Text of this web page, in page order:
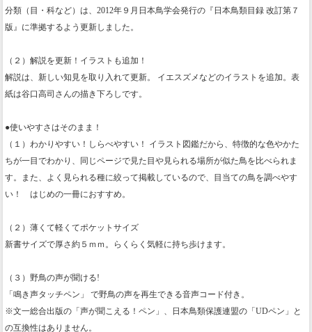
分類（目・科など）は、2012年９月日本鳥学会発行の『日本鳥類目録 改訂第７
版』に準拠するよう更新しました。
（２）解説を更新！イラストも追加！
解説は、新しい知見を取り入れて更新。 イエスズメなどのイラストを追加。表
紙は谷口高司さんの描き下ろしです。
●使いやすさはそのまま！
（１）わかりやすい！しらべやすい！ イラスト図鑑だから、特徴的な色やかた
ちが一目でわかり、同じページで見た目や見られる場所が似た鳥を比べられま
す。また、よく見られる種に絞って掲載しているので、目当ての鳥を調べやす
い！ はじめの一冊におすすめ。
（２）薄くて軽くてポケットサイズ
新書サイズで厚さ約５ｍｍ。らくらく気軽に持ち歩けます。
（３）野鳥の声が聞ける!
「鳴き声タッチペン」
で野鳥の声を再生できる音声コード付き。
※文一総合出版の「声が聞こえる！ペン」、日本鳥類保護連盟の「UDペン」と
の互換性はありません。